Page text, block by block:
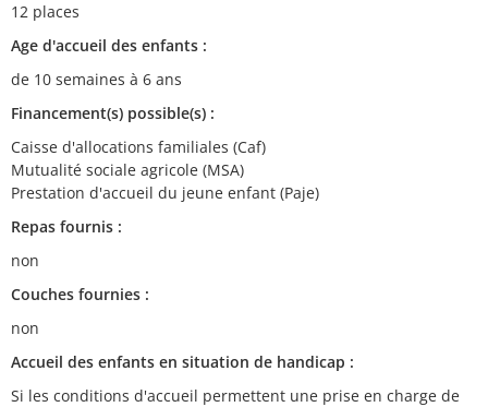
12 places
Age d'accueil des enfants :
de 10 semaines à 6 ans
Financement(s) possible(s) :
Caisse d'allocations familiales (Caf)
Mutualité sociale agricole (MSA)
Prestation d'accueil du jeune enfant (Paje)
Repas fournis :
non
Couches fournies :
non
Accueil des enfants en situation de handicap :
Si les conditions d'accueil permettent une prise en charge de